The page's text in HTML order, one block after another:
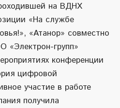
на ВДНХ
«На службе
«Атанор» совместно
«Электрон-групп»
конференции
цифровой
участие в работе
получила